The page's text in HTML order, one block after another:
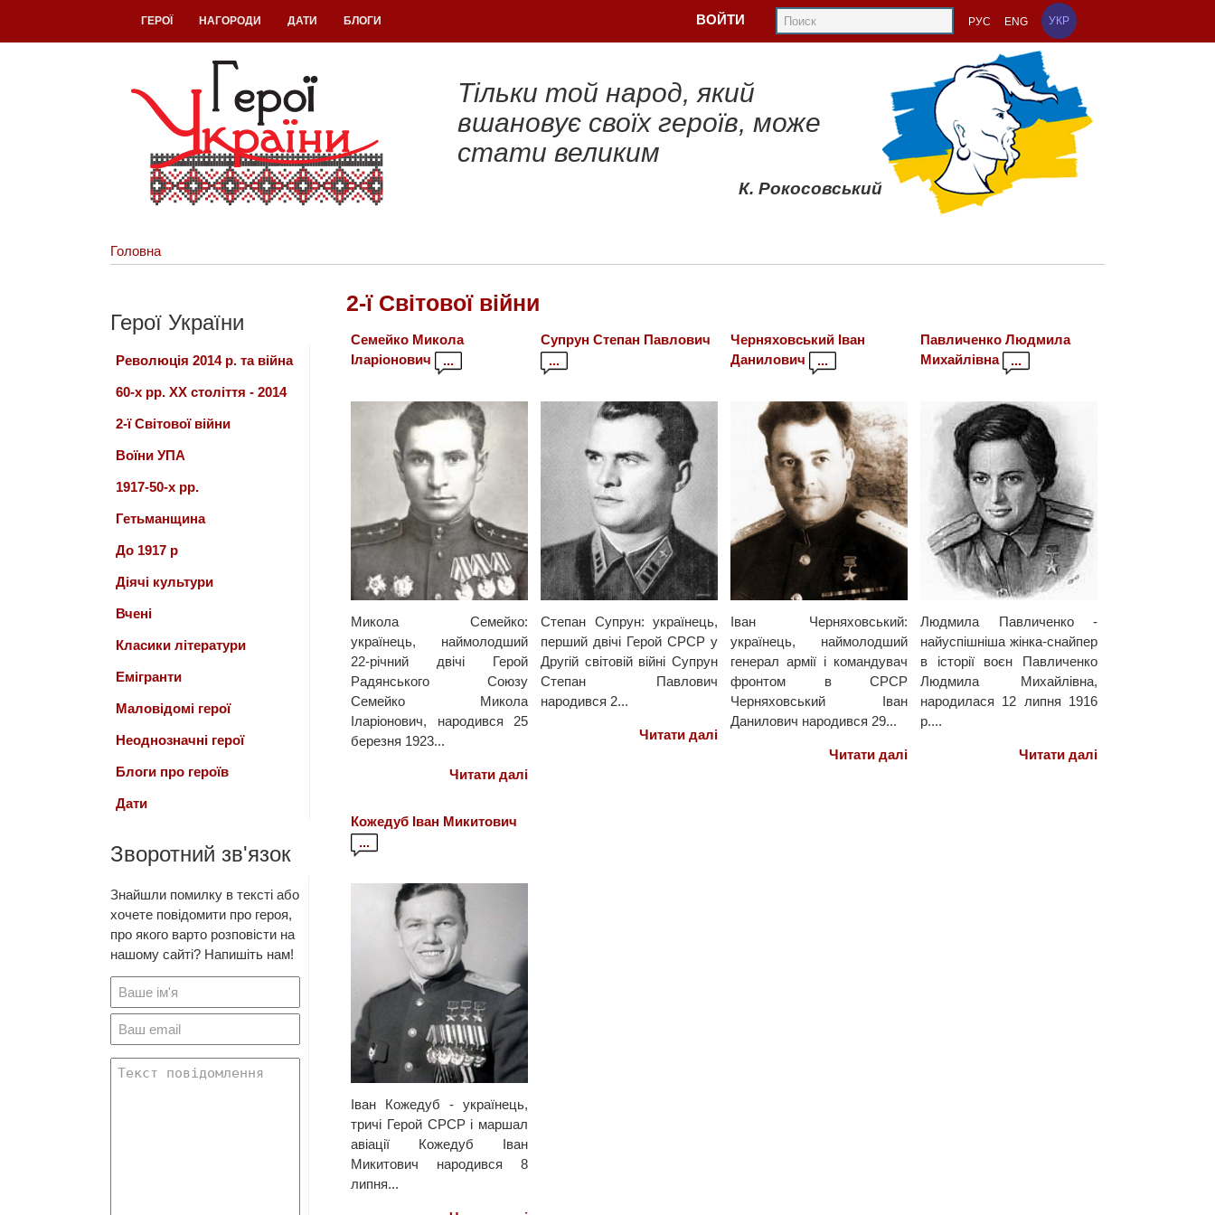
ГЕРОЇ НАГОРОДИ ДАТИ БЛОГИ ВОЙТИ РУС ENG УКР
Тільки той народ, який
вшановує своїх героїв, може
стати великим
К. Рокосовський
Головна
2-ї Світової війни
Семейко Микола
Іларіонович
...
Микола Семейко:
українець, наймолодший
22-річний двічі Герой
Радянського Союзу
Семейко Микола
Іларіонович, народився 25
березня 1923...
Читати далі
Супрун Степан Павлович
...
Степан Супрун: українець,
перший двічі Герой СРСР у
Другій світовій війні Супрун
Степан Павлович
народився 2...
Читати далі
Черняховський Іван
Данилович
...
Іван Черняховський:
українець, наймолодший
генерал армії і командувач
фронтом в СРСР
Черняховський Іван
Данилович народився 29...
Читати далі
Павличенко Людмила
Михайлівна
...
Людмила Павличенко -
найуспішніша жінка-снайпер
в історії воєн Павличенко
Людмила Михайлівна,
народилася 12 липня 1916
р....
Читати далі
Кожедуб Іван Микитович
...
Іван Кожедуб - українець,
тричі Герой СРСР і маршал
авіації Кожедуб Іван
Микитович народився 8
липня...
Герої України
Революція 2014 р. та війна
60-х рр. ХХ століття - 2014
2-ї Світової війни
Воїни УПА
1917-50-х рр.
Гетьманщина
До 1917 р
Діячі культури
Вчені
Класики літератури
Емігранти
Маловідомі герої
Неоднозначні герої
Блоги про героїв
Дати
Зворотний зв'язок
Знайшли помилку в тексті або
хочете повідомити про героя,
про якого варто розповісти на
нашому сайті? Напишіть нам!